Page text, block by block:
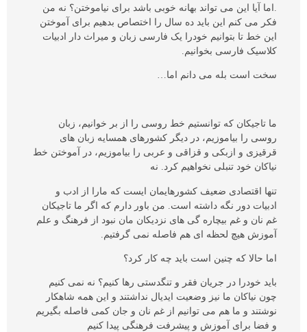
.اما آیا این می تواند بهانه خوبی باشد برای نیاموختن؟ نه من
فکر می کنم این باید ده سال را اختصاص بدهیم برای آموختن
این خط تا بتوانیم خودرا یک فارسی زبان و میراث دار ادبیات
کلاسیک فارسی بخوانیم.
سخت است بله می دانم اما…
ما تاجیکان که توانستیم خط روسی را از بر خوانیم، زبان
روسی را بیاموزیم، در دیگر کشورهای همسایه زبان های
قرقیزی و ازبکی و قزاقی و عربی را بیاموزیم، در آموختن خط
نیاکان خود تنبلی نخواهیم کرد. نه
تنها اقتصادی ضعیف کشورهایمان ایست که مارا از ادب و
ادبیات دور نگه داشته است. من باور دارم که اگر ما تاجیکان
غم نان و غم بیچاره گی های نزدیکان مان نبود از فرهنگ و علم
آموزش هیچ لحظه ای هم فاصله نمی گرفتیم.
اما حالا که چنین است باید چه کار کرد؟
باید خودرا در جریان فقر و تنگدستی رها کنیم؟ نه نمی کنیم
چون نیاکان ما نیز وضعیت ایدیال نداشتند و این همه شاهکار
نوشتند و ما هم می توانیم از غم نان و جان کمی فاصله بگیریم
و فضا برای آموزش و پیشرفت فرهنگی پیدا کنیم